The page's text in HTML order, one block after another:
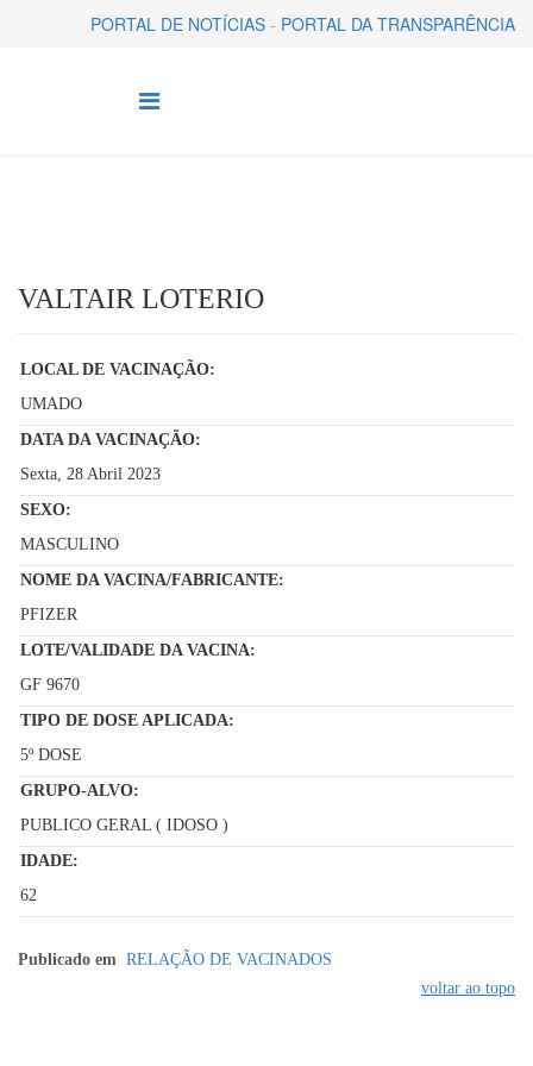
PORTAL DE NOTÍCIAS - PORTAL DA TRANSPARÊNCIA
VALTAIR LOTERIO
LOCAL DE VACINAÇÃO:
UMADO
DATA DA VACINAÇÃO:
Sexta, 28 Abril 2023
SEXO:
MASCULINO
NOME DA VACINA/FABRICANTE:
PFIZER
LOTE/VALIDADE DA VACINA:
GF 9670
TIPO DE DOSE APLICADA:
5º DOSE
GRUPO-ALVO:
PUBLICO GERAL ( IDOSO )
IDADE:
62
Publicado em RELAÇÃO DE VACINADOS
voltar ao topo